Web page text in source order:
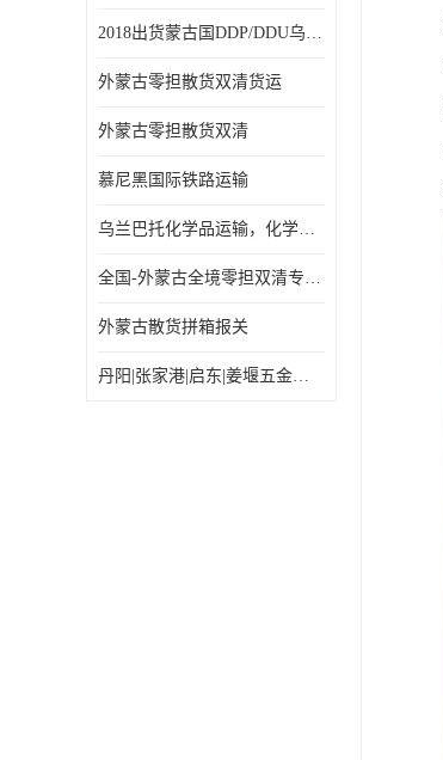
2018出货蒙古国DDP/DDU乌兰巴托双清国际物流专线
外蒙古零担散货双清货运
外蒙古零担散货双清
慕尼黑国际铁路运输
乌兰巴托化学品运输，化学品怎么运到乌兰巴托
全国-外蒙古全境零担双清专线/外蒙古DDP双清
外蒙古散货拼箱报关
丹阳|张家港|启东|姜堰五金机电工具出口乌兰巴托怎么运输较划算